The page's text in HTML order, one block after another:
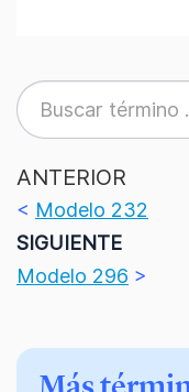
ANTERIOR
< Modelo 232
SIGUIENTE
Modelo 296 >